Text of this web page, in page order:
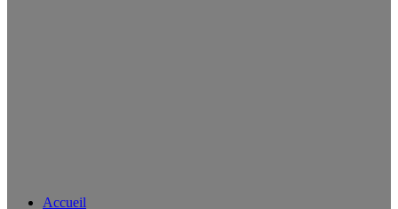
Accueil